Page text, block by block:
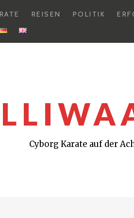
REISEN POLITIK
Cyborg Karate auf der